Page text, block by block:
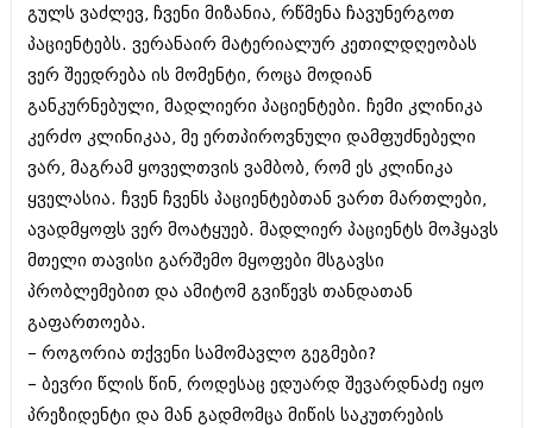
მაისი 2012 (240)
აპრილი 2012 (294)
თებერვალი 2012 (376)
იანვარი 2012 (322)
ნოემბერი 2011 (471)
ოქტომბერი 2011 (754)
სექტემბერი 2011 (407)
აგვისტო 2011 (249)
ივლისი 2011 (400)
ივნისი 2011 (438)
მაისი 2011 (415)
აპრილი 2011 (294)
მარტი 2011 (654)
თებერვალი 2011 (329)
(157)
დეკემბერი 2010 (881)
გულს ვაძლევ, ჩვენი მიზანია, რწმენა ჩავუნერგოთ
პაციენტებს. ვერანაირ მატერიალურ კეთილდღეობას
ვერ შეედრება ის მომენტი, როცა მოდიან
განკურნებული, მადლიერი პაციენტები. ჩემი კლინიკა
კერძო კლინიკაა, მე ერთპიროვნული დამფუძნებელი
ვარ, მაგრამ ყოველთვის ვამბობ, რომ ეს კლინიკა
ყველასია. ჩვენ ჩვენს პაციენტებთან ვართ მართლები,
ავადმყოფს ვერ მოატყუებ. მადლიერ პაციენტს მოჰყავს
მთელი თავისი გარშემო მყოფები მსგავსი
პრობლემებით და ამიტომ გვიწევს თანდათან
გაფართოება.
– როგორია თქვენი სამომავლო გეგმები?
– ბევრი წლის წინ, როდესაც ედუარდ შევარდნაძე იყო
პრეზიდენტი და მან გადმომცა მიწის საკუთრების